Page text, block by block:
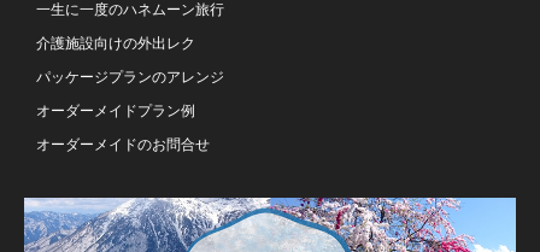
一生に一度のハネムーン旅行
介護施設向けの外出レク
パッケージプランのアレンジ
オーダーメイドプラン例
オーダーメイドのお問合せ